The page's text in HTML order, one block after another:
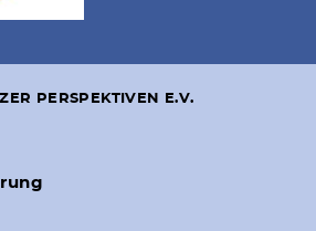
PERSPEKTIVEN E.V.